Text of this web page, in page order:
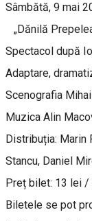
Sâmbătă, 9 mai
„Dănilă
Spectacol după
Adaptare,
Scenografia
Muzica Alin
Distribuția: Marin
Stancu, Daniel
Preț bilet: 13 lei /
Biletele se pot